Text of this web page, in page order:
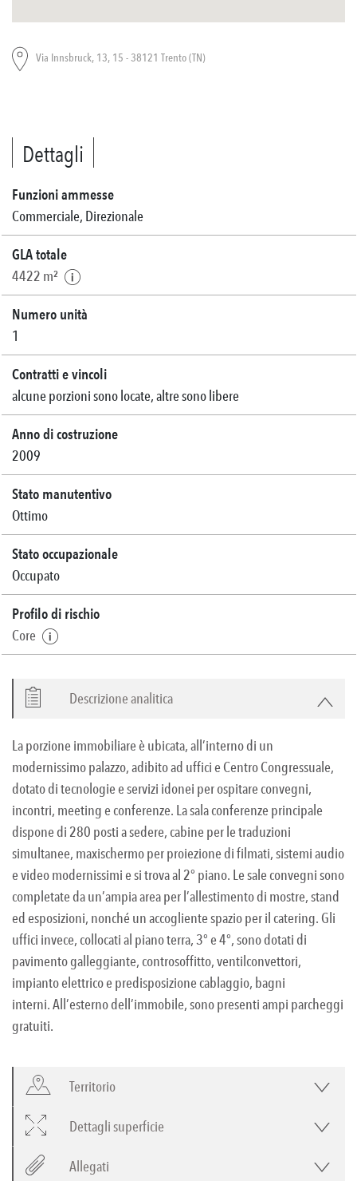
Via Innsbruck, 13, 15 - 38121 Trento (TN)
Dettagli
Funzioni ammesse
Commerciale, Direzionale
GLA totale
4422 m²
Numero unità
1
Contratti e vincoli
alcune porzioni sono locate, altre sono libere
Anno di costruzione
2009
Stato manutentivo
Ottimo
Stato occupazionale
Occupato
Profilo di rischio
Core
Descrizione analitica
La porzione immobiliare è ubicata, all’interno di un
modernissimo palazzo, adibito ad uffici e Centro Congressuale,
dotato di tecnologie e servizi idonei per ospitare convegni,
incontri, meeting e conferenze. La sala conferenze principale
dispone di 280 posti a sedere, cabine per le traduzioni
simultanee, maxischermo per proiezione di filmati, sistemi audio
e video modernissimi e si trova al 2° piano. Le sale convegni sono
completate da un’ampia area per l’allestimento di mostre, stand
ed esposizioni, nonché un accogliente spazio per il catering. Gli
uffici invece, collocati al piano terra, 3° e 4°, sono dotati di
pavimento galleggiante, controsoffitto, ventilconvettori,
impianto elettrico e predisposizione cablaggio, bagni
interni. All’esterno dell’immobile, sono presenti ampi parcheggi
gratuiti.
Territorio
Dettagli superficie
Allegati